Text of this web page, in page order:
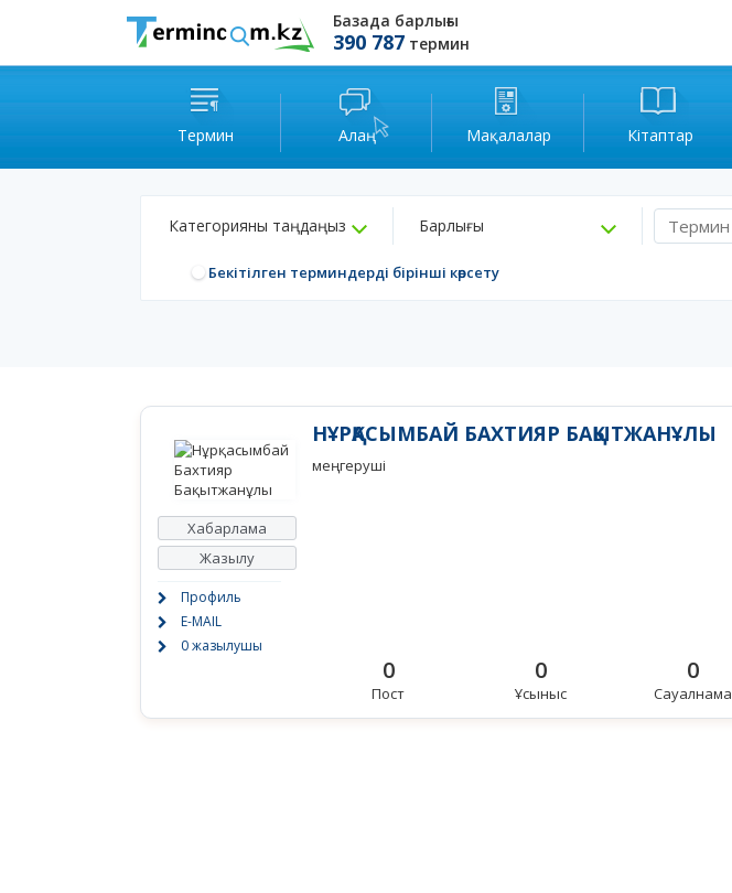
Базада барлығы
390 787 термин
Термин Алаң Мақалалар Кітаптар
Категорияны таңдаңыз Барлығы
Бекітілген терминдерді бірінші көрсету
Хабарлама
Жазылу
Профиль
E-MAIL
0 жазылушы
НҰРҚАСЫМБАЙ БАХТИЯР БАҚЫТЖАНҰЛЫ
меңгеруші
0
Пост
0
Ұсыныс
0
Сауалнама